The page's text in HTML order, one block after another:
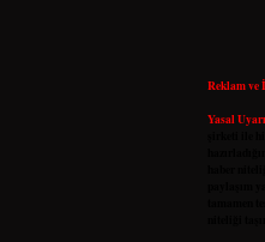
Reklam ve
Yasal